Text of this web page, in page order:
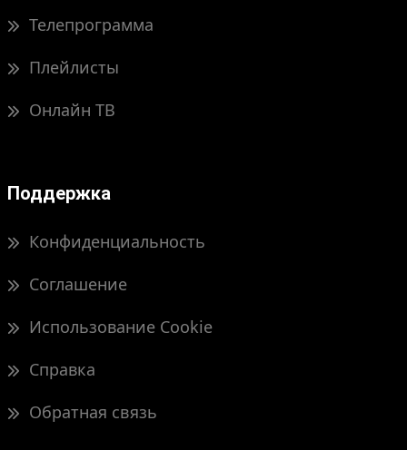
Телепрограмма
Плейлисты
Онлайн ТВ
Поддержка
Конфиденциальность
Соглашение
Использование Cookie
Справка
Обратная связь